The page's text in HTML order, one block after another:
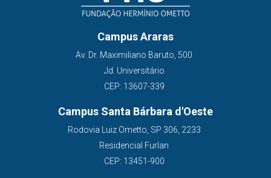
Campus Araras
Av. Dr. Maximiliano Baruto, 500
Jd. Universitário
CEP: 13607-339
Campus Santa Bárbara d'Oeste
Rodovia Luiz Ometto, SP 306, 2233
Residencial Furlan
CEP: 13451-900